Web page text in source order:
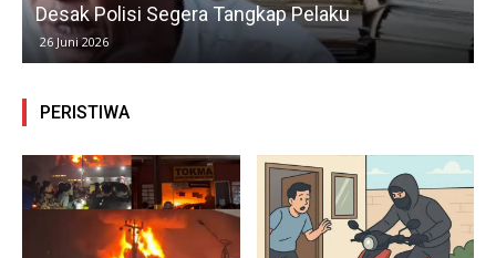
Desak Polisi Segera Tangkap Pelaku
26 Juni 2026
PERISTIWA